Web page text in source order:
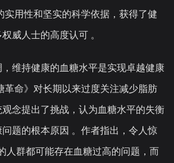
实用性和坚实的科学依据，获得了健
威人士的高度认可 。
维持健康的血糖水平是实现卓越健康
革命》对长期以来过度关注减少脂肪
念提出了挑战，认为血糖水平的失衡
题的根本原因 。作者指出，令人惊
人群都可能存在血糖过高的问题，而